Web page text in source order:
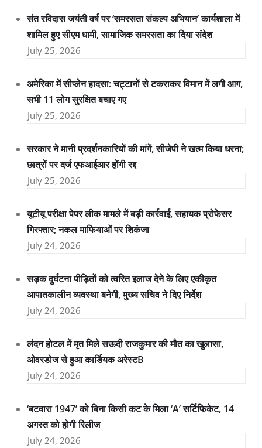
संत रविदास जयंती वर्ष पर ‘समरसता संकल्प अभियान’ कार्यशाला में
शामिल हुए सीएम धामी, सामाजिक समरसता का दिया संदेश
July 25, 2026
अमेरिका में सीप्लेन हादसा: चट्टानों से टकराकर विमान में लगी आग,
सभी 11 लोग सुरक्षित बचाए गए
July 25, 2026
सरकार ने मानी प्रदर्शनकारियों की मांगें, सीजेपी ने खत्म किया धरना;
छात्रों पर दर्ज एफआईआर होंगी रद्द
July 25, 2026
यूटीयू परीक्षा पेपर लीक मामले में बड़ी कार्रवाई, सहायक प्रोफेसर
गिरफ्तार; नकल माफियाओं पर शिकंजा
July 24, 2026
सड़क दुर्घटना पीड़ितों को त्वरित इलाज देने के लिए एकीकृत
आपातकालीन व्यवस्था बनेगी, मुख्य सचिव ने दिए निर्देश
July 24, 2026
लंदन होटल में मृत मिले सऊदी राजकुमार की मौत का खुलासा,
ओवरडोज से हुआ कार्डियक अरेस्टB
July 24, 2026
‘बटवारा 1947’ को बिना किसी कट के मिला ‘A’ सर्टिफिकेट, 14
अगस्त को होगी रिलीज
July 24, 2026